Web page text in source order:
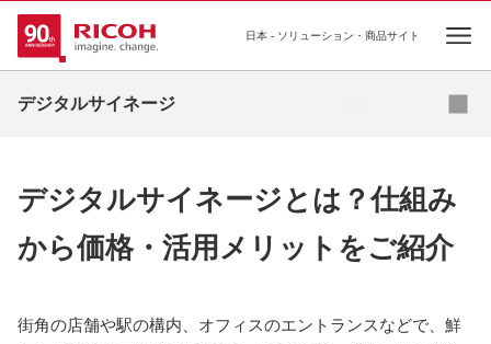
日本 - ソリューション・商品サイト
デジタルサイネージ
お役立ちコラム
業種・業態別ソリューション
デジタルサイネージとは？仕組み
から価格・活用メリットをご紹介
街角の店舗や駅の構内、オフィスのエントランスなどで、鮮